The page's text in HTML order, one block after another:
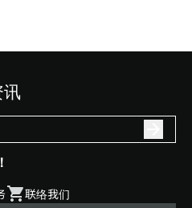
讯
联络我们